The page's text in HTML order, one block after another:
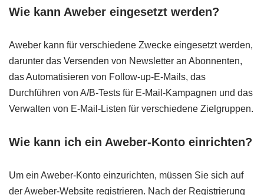
Wie kann Aweber eingesetzt werden?
Aweber kann für verschiedene Zwecke eingesetzt werden,
darunter das Versenden von Newsletter an Abonnenten,
das Automatisieren von Follow-up-E-Mails, das
Durchführen von A/B-Tests für E-Mail-Kampagnen und das
Verwalten von E-Mail-Listen für verschiedene Zielgruppen.
Wie kann ich ein Aweber-Konto einrichten?
Um ein Aweber-Konto einzurichten, müssen Sie sich auf
der Aweber-Website registrieren. Nach der Registrierung